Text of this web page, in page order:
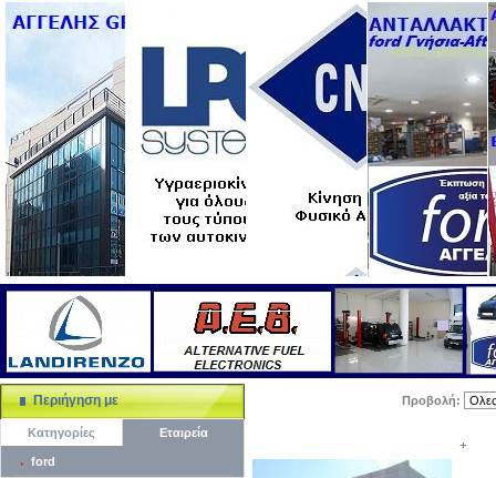
Περιήγηση με
Κατηγορίες Εταιρεία
ford
Προβολή:
+